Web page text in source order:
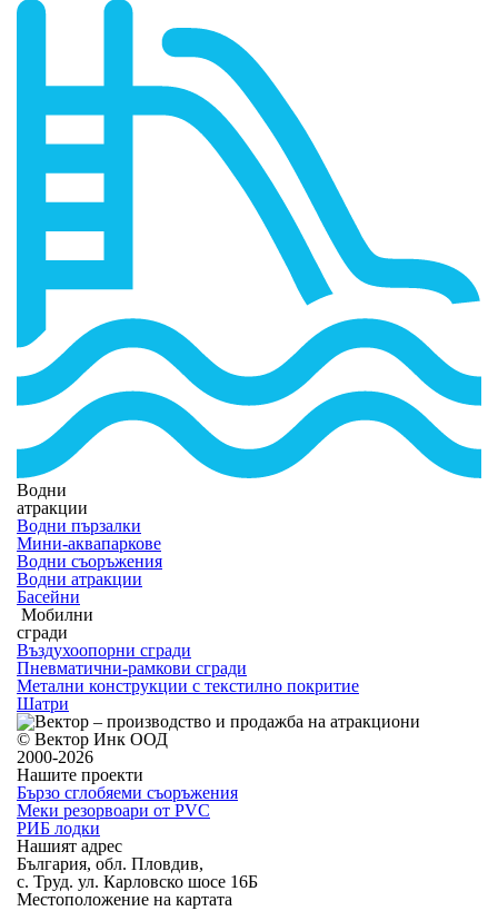
Водни
атракции
Водни пързалки
Мини-аквапаркове
Водни съоръжения
Водни атракции
Басейни
Мобилни
сгради
Въздухоопорни сгради
Пневматични-рамкови сгради
Метални конструкции с текстилно покритие
Шатри
© Вектор Инк ООД
2000-2026
Нашите проекти
Бързо сглобяеми съоръжения
Меки резорвоари от PVC
РИБ лодки
Нашият адрес
България, обл. Пловдив,
с. Труд. ул. Карловско шосе 16Б
Местоположение на картата